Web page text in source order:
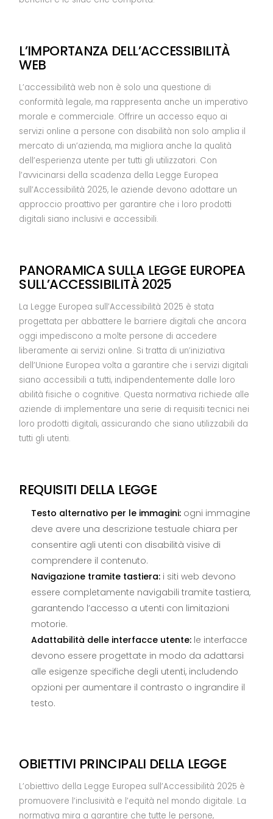
L’IMPORTANZA DELL’ACCESSIBILITÀ
WEB
L’accessibilità web non è solo una questione di
conformità legale, ma rappresenta anche un imperativo
morale e commerciale. Offrire un accesso equo ai
servizi online a persone con disabilità non solo amplia il
mercato di un’azienda, ma migliora anche la qualità
dell’esperienza utente per tutti gli utilizzatori. Con
l’avvicinarsi della scadenza della Legge Europea
sull’Accessibilità 2025, le aziende devono adottare un
approccio proattivo per garantire che i loro prodotti
digitali siano inclusivi e accessibili.
PANORAMICA SULLA LEGGE EUROPEA
SULL’ACCESSIBILITÀ 2025
La Legge Europea sull’Accessibilità 2025 è stata
progettata per abbattere le barriere digitali che ancora
oggi impediscono a molte persone di accedere
liberamente ai servizi online. Si tratta di un’iniziativa
dell’Unione Europea volta a garantire che i servizi digitali
siano accessibili a tutti, indipendentemente dalle loro
abilità fisiche o cognitive. Questa normativa richiede alle
aziende di implementare una serie di requisiti tecnici nei
loro prodotti digitali, assicurando che siano utilizzabili da
tutti gli utenti.
REQUISITI DELLA LEGGE
Testo alternativo per le immagini:ogni immagine
deve avere una descrizione testuale chiara per
consentire agli utenti con disabilità visive di
comprendere il contenuto.
Navigazione tramite tastiera:i siti web devono
essere completamente navigabili tramite tastiera,
garantendo l’accesso a utenti con limitazioni
motorie.
Adattabilità delle interfacce utente:le interfacce
devono essere progettate in modo da adattarsi
alle esigenze specifiche degli utenti, includendo
opzioni per aumentare il contrasto o ingrandire il
testo.
OBIETTIVI PRINCIPALI DELLA LEGGE
L’obiettivo della Legge Europea sull’Accessibilità 2025 è
promuovere l’inclusività e l’equità nel mondo digitale. La
normativa mira a garantire che tutte le persone,